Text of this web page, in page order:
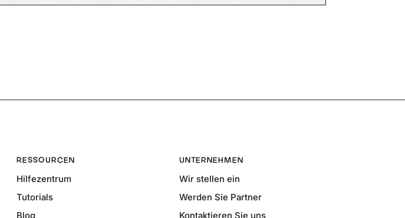
RESSOURCEN
Hilfezentrum
Tutorials
Blog
UNTERNEHMEN
Wir stellen ein
Werden Sie Partner
Kontaktieren Sie uns